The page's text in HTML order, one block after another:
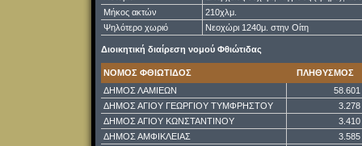
Μήκος ακτών
210χλμ.
Ψηλότερο χωριό
Νεοχώρι 1240μ. στην Οίτη
Διοικητική διαίρεση νομού Φθιώτιδας
ΝΟΜΟΣ ΦΘΙΩΤΙΔΟΣ
ΠΛΗΘΥΣΜΟΣ
ΔΗΜΟΣ ΛΑΜΙΕΩΝ
58.601
ΔΗΜΟΣ ΑΓΙΟΥ ΓΕΩΡΓΙΟΥ ΤΥΜΦΡΗΣΤΟΥ
3.278
ΔΗΜΟΣ ΑΓΙΟΥ ΚΩΝΣΤΑΝΤΙΝΟΥ
3.410
ΔΗΜΟΣ ΑΜΦΙΚΛΕΙΑΣ
3.585